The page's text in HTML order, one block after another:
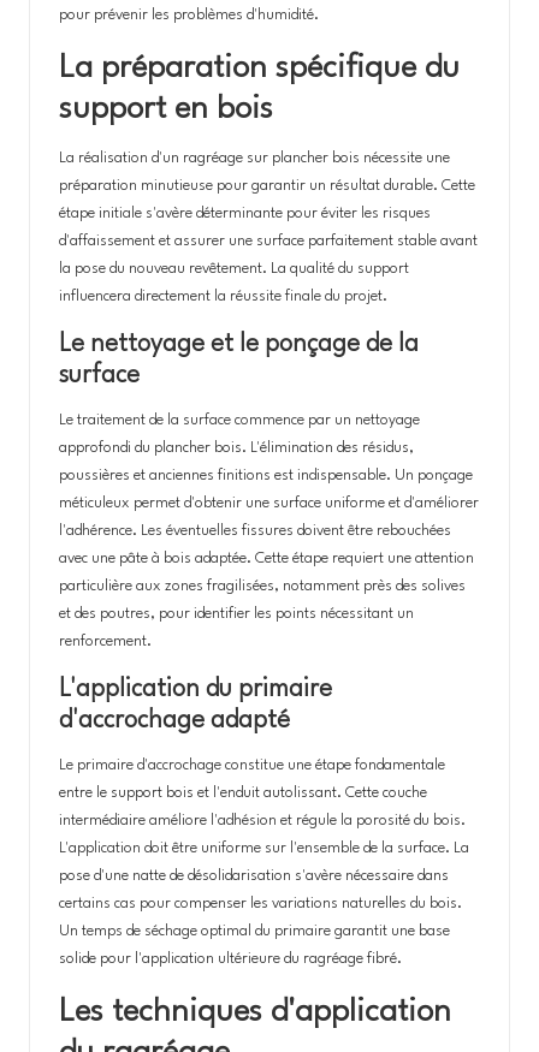
pour prévenir les problèmes d'humidité.
La préparation spécifique du
support en bois
La réalisation d'un ragréage sur plancher bois nécessite une
préparation minutieuse pour garantir un résultat durable. Cette
étape initiale s'avère déterminante pour éviter les risques
d'affaissement et assurer une surface parfaitement stable avant
la pose du nouveau revêtement. La qualité du support
influencera directement la réussite finale du projet.
Le nettoyage et le ponçage de la
surface
Le traitement de la surface commence par un nettoyage
approfondi du plancher bois. L'élimination des résidus,
poussières et anciennes finitions est indispensable. Un ponçage
méticuleux permet d'obtenir une surface uniforme et d'améliorer
l'adhérence. Les éventuelles fissures doivent être rebouchées
avec une pâte à bois adaptée. Cette étape requiert une attention
particulière aux zones fragilisées, notamment près des solives
et des poutres, pour identifier les points nécessitant un
renforcement.
L'application du primaire
d'accrochage adapté
Le primaire d'accrochage constitue une étape fondamentale
entre le support bois et l'enduit autolissant. Cette couche
intermédiaire améliore l'adhésion et régule la porosité du bois.
L'application doit être uniforme sur l'ensemble de la surface. La
pose d'une natte de désolidarisation s'avère nécessaire dans
certains cas pour compenser les variations naturelles du bois.
Un temps de séchage optimal du primaire garantit une base
solide pour l'application ultérieure du ragréage fibré.
Les techniques d'application